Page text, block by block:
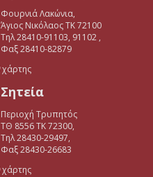
Φουρνιά Λακώνια,
Άγιος Νικόλαος ΤΚ 72100
Τηλ 28410-91103, 91102 ,
Φαξ 28410-82879
χάρτης
Σητεία
Περιοχή Τρυπητός
ΤΘ 8556 ΤΚ 72300,
Τηλ 28430-29497,
Φαξ 28430-26683
χάρτης